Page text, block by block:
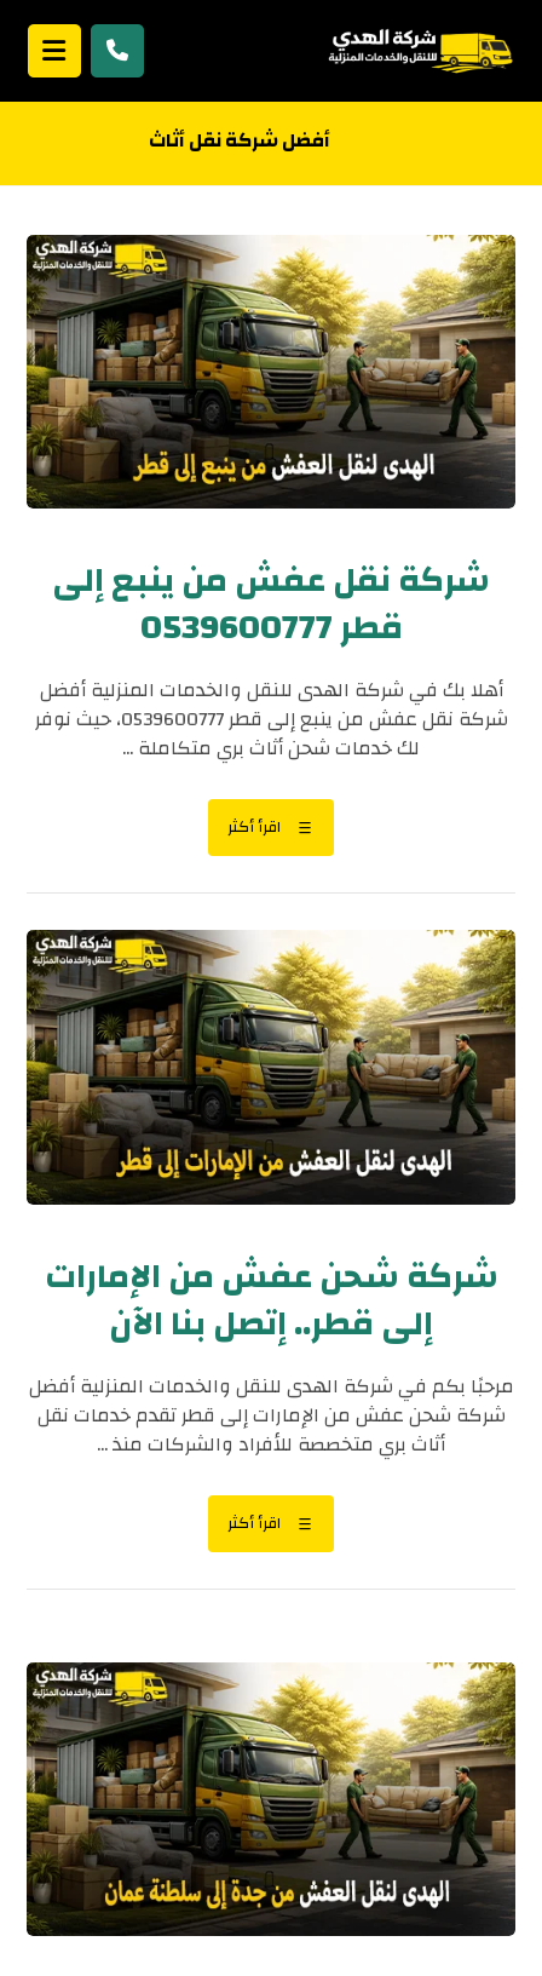
أفضل شركة نقل أثاث
شركة نقل عفش من ينبع إلى
قطر 0539600777
أهلا بك في شركة الهدى للنقل والخدمات المنزلية أفضل
شركة نقل عفش من ينبع إلى قطر 0539600777، حيث نوفر
لك خدمات شحن أثاث بري متكاملة ...
اقرأ أكثر
شركة شحن عفش من الإمارات
إلى قطر.. إتصل بنا الآن
مرحبًا بكم في شركة الهدى للنقل والخدمات المنزلية أفضل
شركة شحن عفش من الإمارات إلى قطر تقدم خدمات نقل
أثاث بري متخصصة للأفراد والشركات منذ ...
اقرأ أكثر